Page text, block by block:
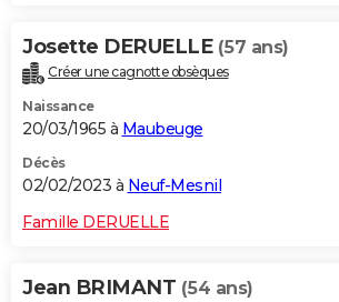
Josette DERUELLE (57 ans)
Créer une cagnotte obsèques
Naissance
20/03/1965 à Maubeuge
Décès
02/02/2023 à Neuf-Mesnil
Famille DERUELLE
Jean BRIMANT (54 ans)